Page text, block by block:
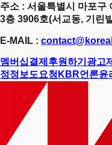
주소 : 서울특별시 마포구
3층 3906호(서교동, 기린
E-MAIL :
멤버십결제 후원하기 광고
정정보도요청 KBR언론윤